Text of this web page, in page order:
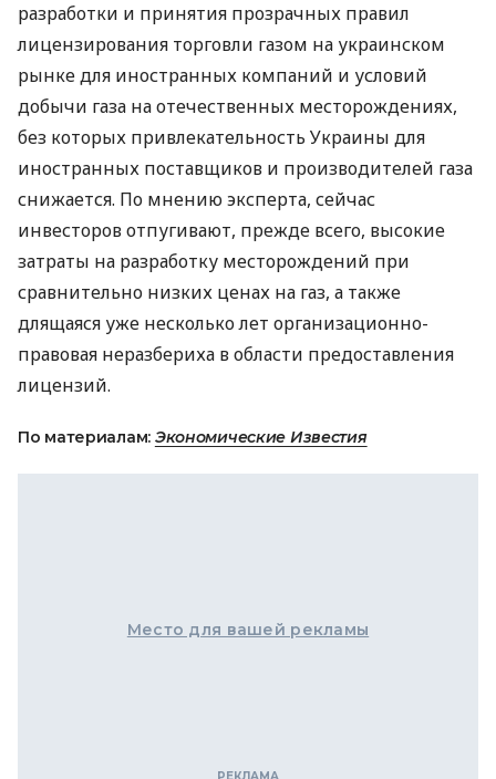
разработки и принятия прозрачных правил
лицензирования торговли газом на украинском
рынке для иностранных компаний и условий
добычи газа на отечественных месторождениях,
без которых привлекательность Украины для
иностранных поставщиков и производителей газа
снижается. По мнению эксперта, сейчас
инвесторов отпугивают, прежде всего, высокие
затраты на разработку месторождений при
сравнительно низких ценах на газ, а также
длящаяся уже несколько лет организационно-
правовая неразбериха в области предоставления
лицензий.
По материалам: Экономические Известия
Место для вашей рекламы